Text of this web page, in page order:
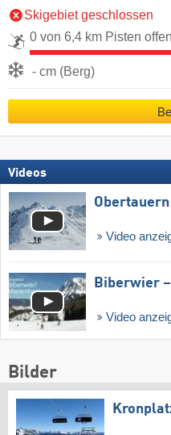
Skigebiet geschlossen
0 von 6,4 km Pisten offen
- cm (Berg)
Videos
Obertauern
Video
Biberwier
Video
Bilder